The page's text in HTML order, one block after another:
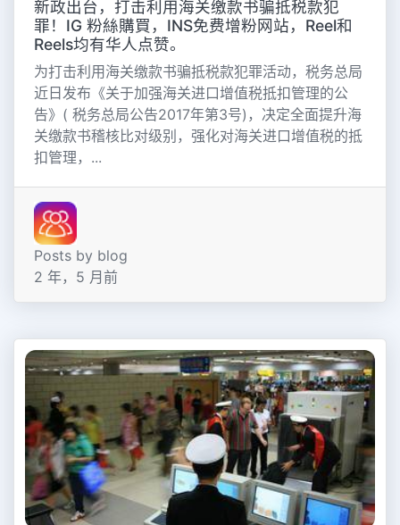
新政出台，打击利用海关缴款书骗抵税款犯
罪！IG 粉絲購買，INS免费增粉网站，Reel和
Reels均有华人点赞。
为打击利用海关缴款书骗抵税款犯罪活动，税务总局
近日发布《关于加强海关进口增值税抵扣管理的公
告》( 税务总局公告2017年第3号)，决定全面提升海
关缴款书稽核比对级别，强化对海关进口增值税的抵
扣管理，...
Posts by blog
2 年，5 月前